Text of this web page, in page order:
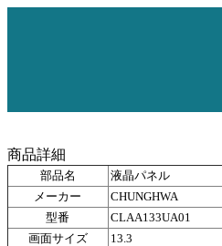
商品詳細
部品名
液晶パネル
メーカー
CHUNGHWA
型番
CLAA133UA01
画面サイズ
13.3